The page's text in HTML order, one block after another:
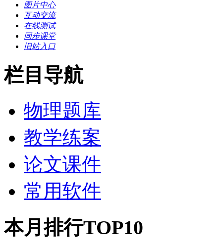
图片中心
互动交流
在线测试
同步课堂
旧站入口
栏目导航
物理题库
教学练案
论文课件
常用软件
本月排行TOP10